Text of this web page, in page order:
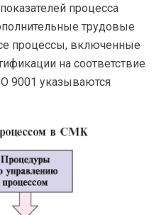
процесса
трудовые
процессы, включенные
на соответствие
9001 указываются